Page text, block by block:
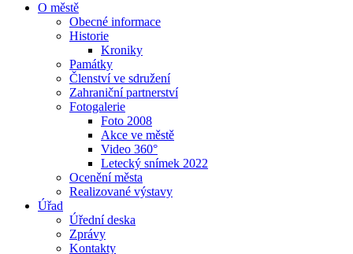
O městě
Obecné informace
Historie
Kroniky
Památky
Členství ve sdružení
Zahraniční partnerství
Fotogalerie
Foto 2008
Akce ve městě
Video 360°
Letecký snímek 2022
Ocenění města
Realizované výstavy
Úřad
Úřední deska
Zprávy
Kontakty